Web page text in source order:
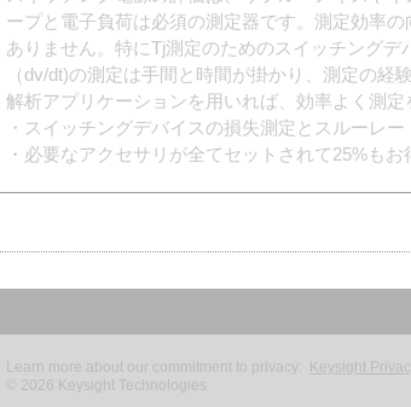
ープと電子負荷は必須の測定器です。測定効率
ありません。特にTj測定のためのスイッチング
（dv/dt)の測定は手間と時間が掛かり、測定の
解析アプリケーションを用いれば、効率よく測定
・スイッチングデバイスの損失測定とスルーレー
・必要なアクセサリが全てセットされて25%も
Learn more about our commitment to privacy:
Keysight
2026 Keysight Technologies